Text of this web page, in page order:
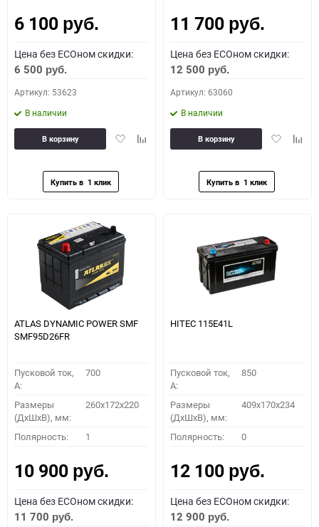
6 100 руб.
Цена без ECOном скидки:
6 500 руб.
Артикул: 53623
В наличии
ДобавитьДобавить
В корзину
11 700 руб.
Цена без ECOном скидки:
12 500 руб.
Артикул: 63060
В наличии
Добавить
В корзину
ATLAS DYNAMIC POWER SMF
SMF95D26FR
Пусковой ток,
A:
700
Размеры
(ДхШхВ), мм:
260x172x220
Полярность: 1
10 900 руб.
Цена без ECOном скидки:
11 700 руб.
HITEC 115E41L
Пусковой ток,
A:
850
Размеры
(ДхШхВ), мм:
409x170x234
Полярность: 0
12 100 руб.
Цена без ECOном скидки:
12 900 руб.